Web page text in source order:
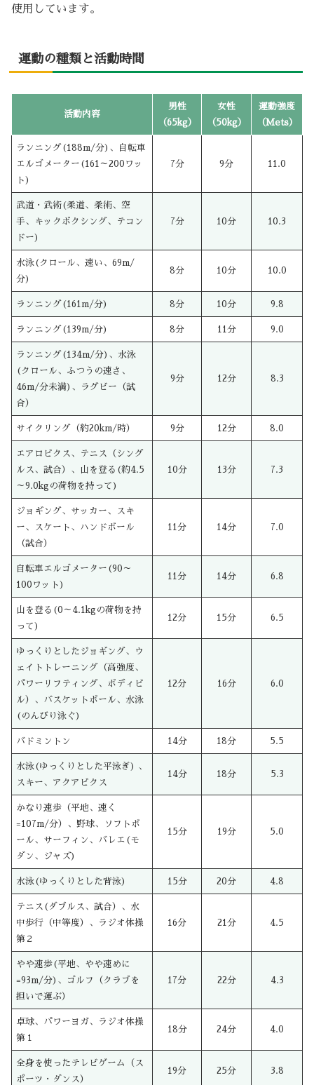
使用しています。
運動の種類と活動時間
活動内容
男性
（65kg）
女性
（50kg）
運動強度
（Mets）
ランニング(188m/分)、自転車
エルゴメーター(161～200ワッ
ト)
7分 9分 11.0
武道・武術(柔道、柔術、空
手、キックボクシング、テコン
ドー)
7分 10分 10.3
水泳(クロール、速い、69m/
分)
8分 10分 10.0
ランニング(161m/分) 8分 10分 9.8
ランニング(139m/分) 8分 11分 9.0
ランニング(134m/分)、水泳
(クロール、ふつうの速さ、
46m/分未満)、ラグビー（試
合）
9分 12分 8.3
サイクリング（約20km/時） 9分 12分 8.0
エアロビクス、テニス（シング
ルス、試合）、山を登る(約4.5
～9.0kgの荷物を持って)
10分 13分 7.3
ジョギング、サッカー、スキ
ー、スケート、ハンドボール
（試合）
11分 14分 7.0
自転車エルゴメーター(90～
100ワット)
11分 14分 6.8
山を登る(0～4.1kgの荷物を持
って)
12分 15分 6.5
ゆっくりとしたジョギング、ウ
ェイトトレーニング（高強度、
パワーリフティング、ボディビ
ル）、バスケットボール、水泳
(のんびり泳ぐ)
12分 16分 6.0
バドミントン 14分 18分 5.5
水泳(ゆっくりとした平泳ぎ) 、
スキー、アクアビクス
14分 18分 5.3
かなり速歩（平地、速く
=107m/分）、野球、ソフトボ
ール、サーフィン、バレエ(モ
ダン、ジャズ)
15分 19分 5.0
水泳(ゆっくりとした背泳) 15分 20分 4.8
テニス(ダブルス、試合）、水
中歩行（中等度）、ラジオ体操
第２
16分 21分 4.5
やや速歩(平地、やや速めに
=93m/分)、ゴルフ（クラブを
担いで運ぶ）
17分 22分 4.3
卓球、パワーヨガ、ラジオ体操
第１
18分 24分 4.0
全身を使ったテレビゲーム（ス
ポーツ・ダンス）
19分 25分 3.8